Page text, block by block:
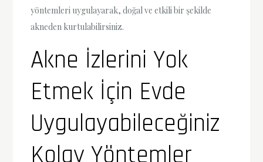
yöntemleri uygulayarak, doğal ve etkili bir şekilde
akneden kurtulabilirsiniz.
Akne İzlerini Yok
Etmek İçin Evde
Uygulayabileceğiniz
Kolay Yöntemler